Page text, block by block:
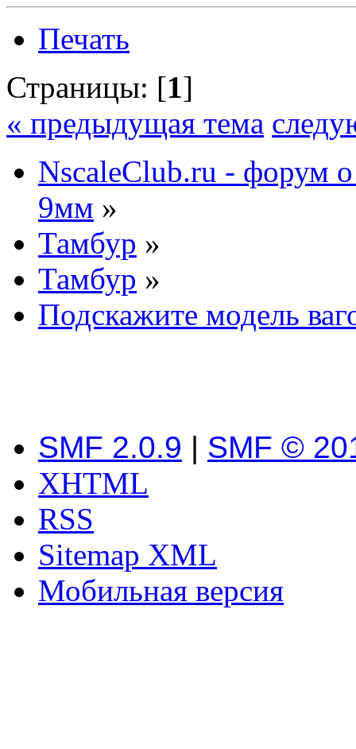
Печать
Страницы: [1]
« предыдущая тема
NscaleClub.ru - форум
9мм »
Тамбур »
Тамбур »
Подскажите модель
SMF 2.0.9 | SMF ©
XHTML
RSS
Sitemap XML
Мобильная версия